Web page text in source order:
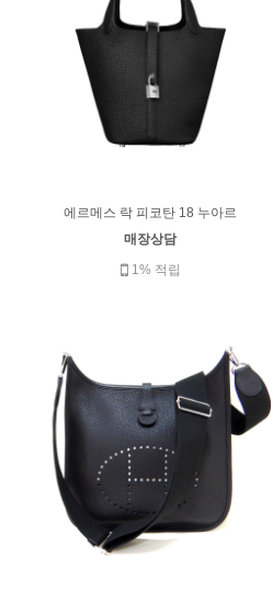
에르메스 락 피코탄 18 누아르
매장상담
1% 적립